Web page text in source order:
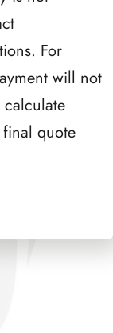
For
will not
quote